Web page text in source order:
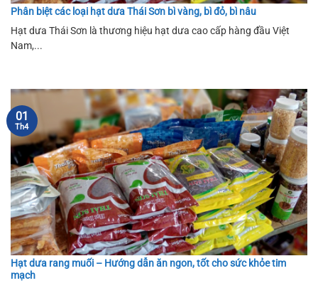
Phân biệt các loại hạt dưa Thái Sơn bì vàng, bì đỏ, bì nâu
Hạt dưa Thái Sơn là thương hiệu hạt dưa cao cấp hàng đầu Việt
Nam,...
Hạt dưa rang muối – Hướng dẫn ăn ngon, tốt cho sức khỏe tim
mạch
01
Th4